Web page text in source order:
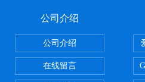
公司介绍
公司介绍
在线留言